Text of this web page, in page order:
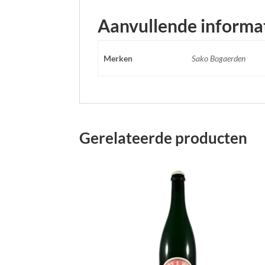
Aanvullende
Merken Sako Bogaerden
Gerelateerde producten